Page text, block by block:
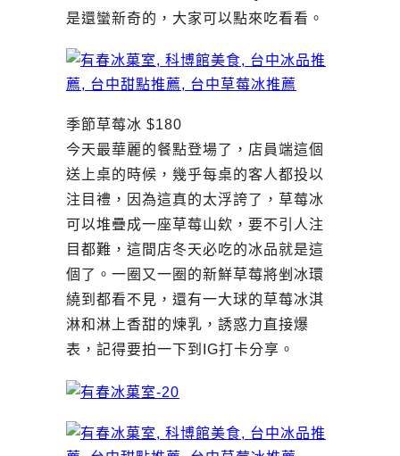
是還蠻新奇的，大家可以點來吃看看。
季節草莓冰 $180
今天最華麗的餐點登場了，店員端這個
送上桌的時候，幾乎每桌的客人都投以
注目禮，因為這真的太浮誇了，草莓冰
可以堆疊成一座草莓山欸，要不引人注
目都難，這間店冬天必吃的冰品就是這
個了。一圈又一圈的新鮮草莓將剉冰環
繞到都看不見，還有一大球的草莓冰淇
淋和淋上香甜的煉乳，誘惑力直接爆
表，記得要拍一下到IG打卡分享。